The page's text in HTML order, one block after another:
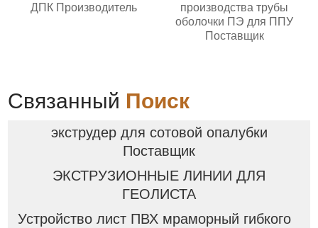
ДПК Производитель
производства трубы
оболочки ПЭ для ППУ
Поставщик
Связанный Поиск
экструдер для сотовой опалубки
Поставщик
ЭКСТРУЗИОННЫЕ ЛИНИИ ДЛЯ
ГЕОЛИСТА
Устройство лист ПВХ мраморный гибкого